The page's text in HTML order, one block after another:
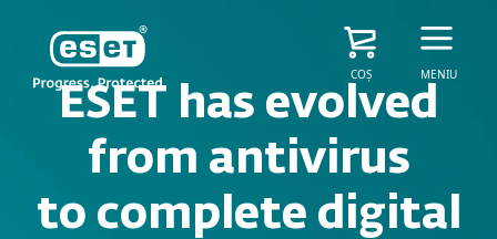
COȘ MENIU
ESET has evolved
from antivirus
to complete digital